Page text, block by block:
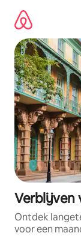
direct
naar
inhoud
Verblijven
Ontdek
voor een